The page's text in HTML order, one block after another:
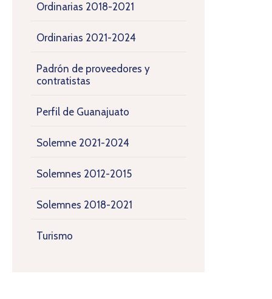
Ordinarias 2018-2021
Ordinarias 2021-2024
Padrón de proveedores y
contratistas
Perfil de Guanajuato
Solemne 2021-2024
Solemnes 2012-2015
Solemnes 2018-2021
Turismo